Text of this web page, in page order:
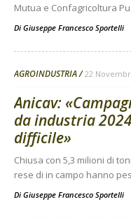
Mutua e Confagricoltura
Di Giuseppe Francesco Sportelli
AGROINDUSTRIA 22
Anicav:
da industria
difficile»
Chiusa con 5,3 milioni di
rese di in campo hanno
Di Giuseppe Francesco Sportelli